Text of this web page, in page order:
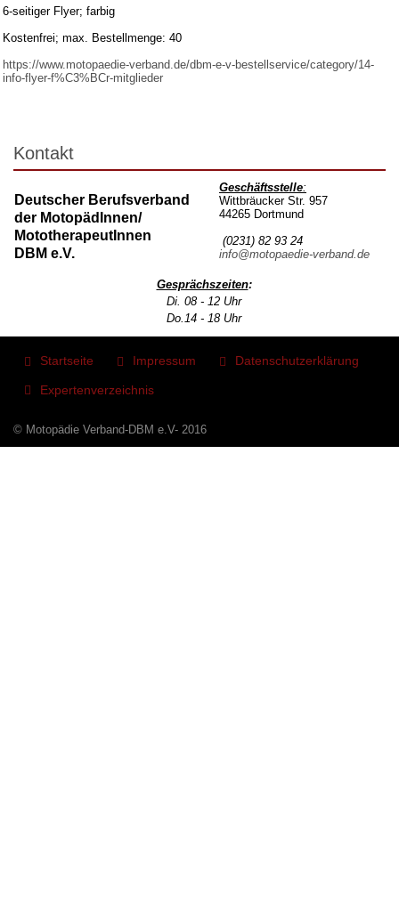
6-seitiger Flyer; farbig
Kostenfrei; max. Bestellmenge: 40
https://www.motopaedie-verband.de/dbm-e-v-bestellservice/category/14-
info-flyer-f%C3%BCr-mitglieder
Kontakt
Deutscher Berufsverband
der MotopädInnen/
MototherapeutInnen
DBM e.V.
Geschäftsstelle:
Wittbräucker Str. 957
44265 Dortmund
(0231) 82 93 24
info@motopaedie-verband.de
Gesprächszeiten:
Di. 08 - 12 Uhr
Do.14 - 18 Uhr
Startseite Impressum Datenschutzerklärung
Expertenverzeichnis
© Motopädie Verband-DBM e.V- 2016